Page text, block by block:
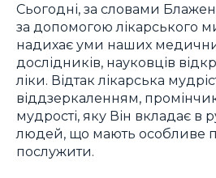
Сьогодні, за словами
за допомогою лікарського
надихає уми наших
дослідників, науковців
ліки. Відтак лікарська
віддзеркаленням,
мудрості, яку Він вкладає в
людей, що мають особливе
послужити.